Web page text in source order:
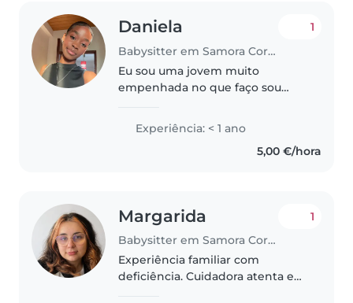
Daniela
Babysitter em Samora Correia
1
Eu sou uma jovem muito
empenhada no que faço sou
que nenhuma família se
arrependeria de me contratar
Experiência: < 1 ano
5,00 €/hora
Margarida
Babysitter em Samora Correia
1
Experiência familiar com
deficiência. Cuidadora atenta e